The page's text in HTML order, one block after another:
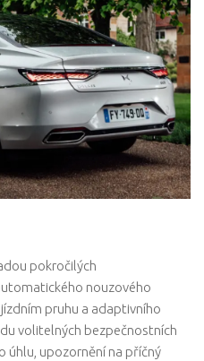
pokročilých
nouzového
pruhu a adaptivního
volitelných bezpečnostních
úhlu, upozornění na příčný